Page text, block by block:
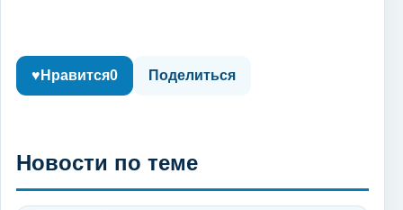
♥ Нравится0 Поделиться
Новости по теме